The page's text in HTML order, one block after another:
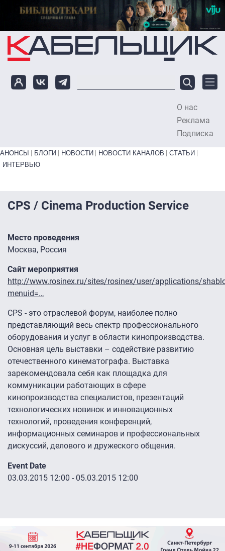
Перейти к основному содержанию
О нас
Реклама
Подписка
Primary links bottom
АНОНСЫ БЛОГИ НОВОСТИ НОВОСТИ КАНАЛОВ
СТАТЬИ
ИНТЕРВЬЮ
CPS / Cinema Production Service
Место проведения
Москва, Россия
Сайт мероприятия
http://www.rosinex.ru/sites/rosinex/user/applications/
menuid=…
CPS - это отраслевой форум, наиболее полно
представляющий весь спектр профессионального
оборудования и услуг в области кинопроизводства.
Основная цель выставки – содействие развитию
отечественного кинематографа. Выставка
зарекомендовала себя как площадка для
коммуникации работающих в сфере
кинопроизводства специалистов, презентаций
технологических новинок и инновационных
технологий, проведения конференций,
информационных семинаров и профессиональных
дискуссий, делового и дружеского общения.
Event Date
03.03.2015 12:00 - 05.03.2015 12:00